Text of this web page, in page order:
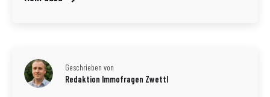
Geschrieben von
Redaktion Immofragen Zwettl